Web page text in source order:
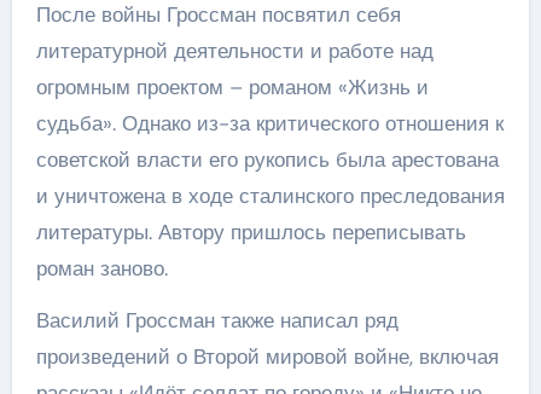
После войны Гроссман посвятил себя
литературной деятельности и работе над
огромным проектом – романом «Жизнь и
судьба». Однако из-за критического отношения к
советской власти его рукопись была арестована
и уничтожена в ходе сталинского преследования
литературы. Автору пришлось переписывать
роман заново.
Василий Гроссман также написал ряд
произведений о Второй мировой войне, включая